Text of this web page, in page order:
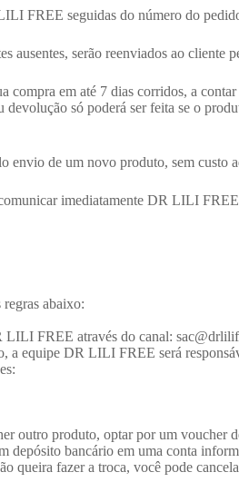
FREE seguidas do número do
ausentes, serão reenviados ao
em até 7 dias corridos, a
só poderá ser feita se o
envio de um novo produto, sem custo
imediatamente DR LILI
abaixo:
LILI FREE através do canal:
a equipe DR LILI FREE será
outro produto, optar por um voucher
bancário em uma conta
queira fazer a troca, você pode